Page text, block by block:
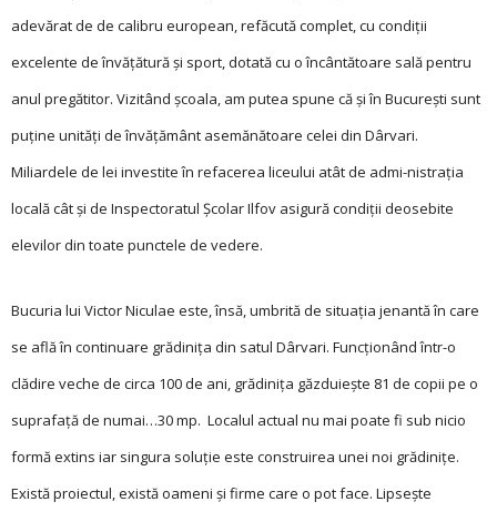
adevărat de de calibru european, refăcută complet, cu condiţii
excelente de învăţătură şi sport, dotată cu o încântătoare sală pentru
anul pregătitor. Vizitând şcoala, am putea spune că şi în Bucureşti sunt
puţine unităţi de învăţământ asemănătoare celei din Dârvari.
Miliardele de lei investite în refacerea liceului atât de admi-nistraţia
locală cât şi de Inspectoratul Şcolar Ilfov asigură condiţii deosebite
elevilor din toate punctele de vedere.
Bucuria lui Victor Niculae este, însă, umbrită de situaţia jenantă în care
se află în continuare grădiniţa din satul Dârvari. Funcţionând într-o
clădire veche de circa 100 de ani, grădiniţa găzduieşte 81 de copii pe o
suprafaţă de numai…30 mp. Localul actual nu mai poate fi sub nicio
formă extins iar singura soluţie este construirea unei noi grădiniţe.
Există proiectul, există oameni şi firme care o pot face. Lipseşte